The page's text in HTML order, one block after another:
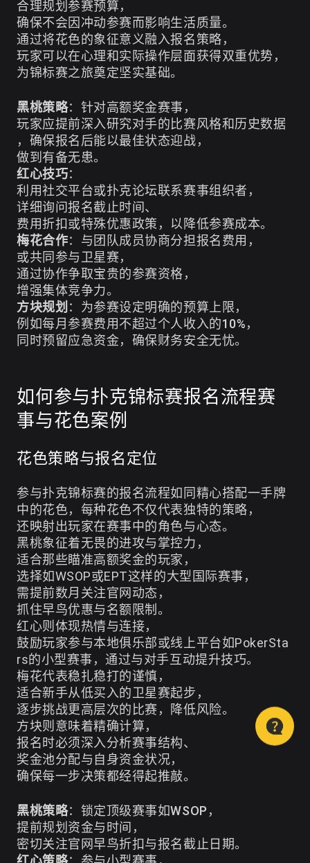
合理规划参赛预算，
确保不会因冲动参赛而影响生活质量。
通过将花色的象征意义融入报名策略，
玩家可以在心理和实际操作层面获得双重优势，
为锦标赛之旅奠定坚实基础。
黑桃策略：针对高额奖金赛事，
玩家应提前深入研究对手的比赛风格和历史数据
，确保报名后能以最佳状态迎战，
做到有备无患。
红心技巧：
利用社交平台或扑克论坛联系赛事组织者，
详细询问报名截止时间、
费用折扣或特殊优惠政策，以降低参赛成本。
梅花合作：与团队成员协商分担报名费用，
或共同参与卫星赛，
通过协作争取宝贵的参赛资格，
增强集体竞争力。
方块规划 ：为参赛设定明确的预算上限，
例如每月参赛费用不超过个人收入的10%，
同时预留应急资金，确保财务安全无忧。
如何参与扑克锦标赛报名流程赛
事与花色案例
花色策略与报名定位
参与扑克锦标赛的报名流程如同精心搭配一手牌
中的花色，每种花色不仅代表独特的策略，
还映射出玩家在赛事中的角色与心态。
黑桃象征着无畏的进攻与掌控力，
适合那些瞄准高额奖金的玩家，
选择如WSOP或EPT这样的大型国际赛事，
需提前数月关注官网动态，
抓住早鸟优惠与名额限制。
红心则体现热情与连接，
鼓励玩家参与本地俱乐部或线上平台如PokerSta
rs的小型赛事，通过与对手互动提升技巧。
梅花代表稳扎稳打的谨慎，
适合新手从低买入的卫星赛起步，
逐步挑战更高层次的比赛，降低风险。
方块则意味着精确计算，
报名时必须深入分析赛事结构、
奖金池分配与自身资金状况，
确保每一步决策都经得起推敲。
黑桃策略：锁定顶级赛事如WSOP，
提前规划资金与时间，
密切关注官网早鸟折扣与报名截止日期。